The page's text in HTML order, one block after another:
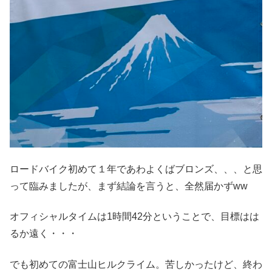
ロードバイク初めて１年であわよくばブロンズ、、、と思
って臨みましたが、まず結論を言うと、全然届かずww
オフィシャルタイムは1時間42分ということで、目標はは
るか遠く・・・
でも初めての富士山ヒルクライム。苦しかったけど、終わ